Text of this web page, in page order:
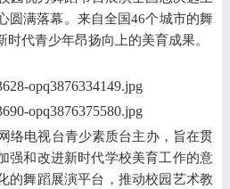
圆满落幕。来自全国46个城市的舞
时代青少年昂扬向上的美育成果。
络电视台青少素质台主办，旨在贯
强和改进新时代学校美育工作的意
的舞蹈展演平台，推动校园艺术教